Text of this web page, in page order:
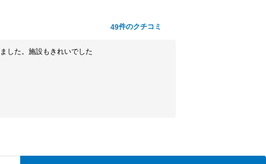
49件のクチコミ
した。施設もきれいでした